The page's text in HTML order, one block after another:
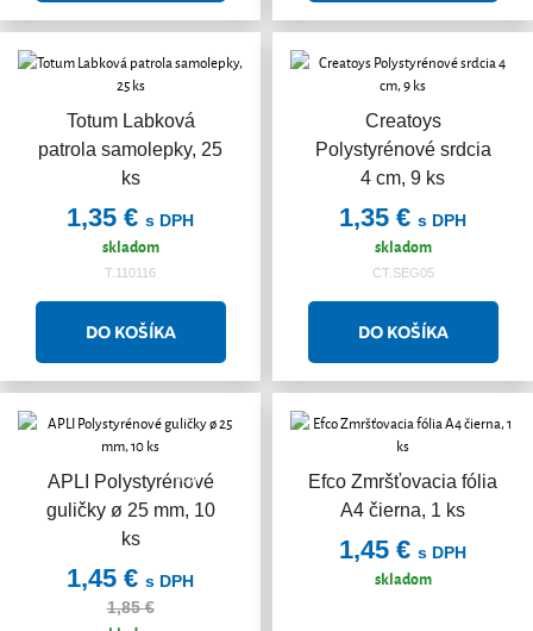
Totum Labková
patrola samolepky, 25
ks
1,35 € s DPH
skladom
T.110116
Creatoys
Polystyrénové srdcia
4 cm, 9 ks
1,35 € s DPH
skladom
CT.SEG05
APLI Polystyrénové
guličky ø 25 mm, 10
ks
Akcia
1,45 € s DPH
1,85 €
Efco Zmršťovacia fólia
A4 čierna, 1 ks
1,45 € s DPH
skladom